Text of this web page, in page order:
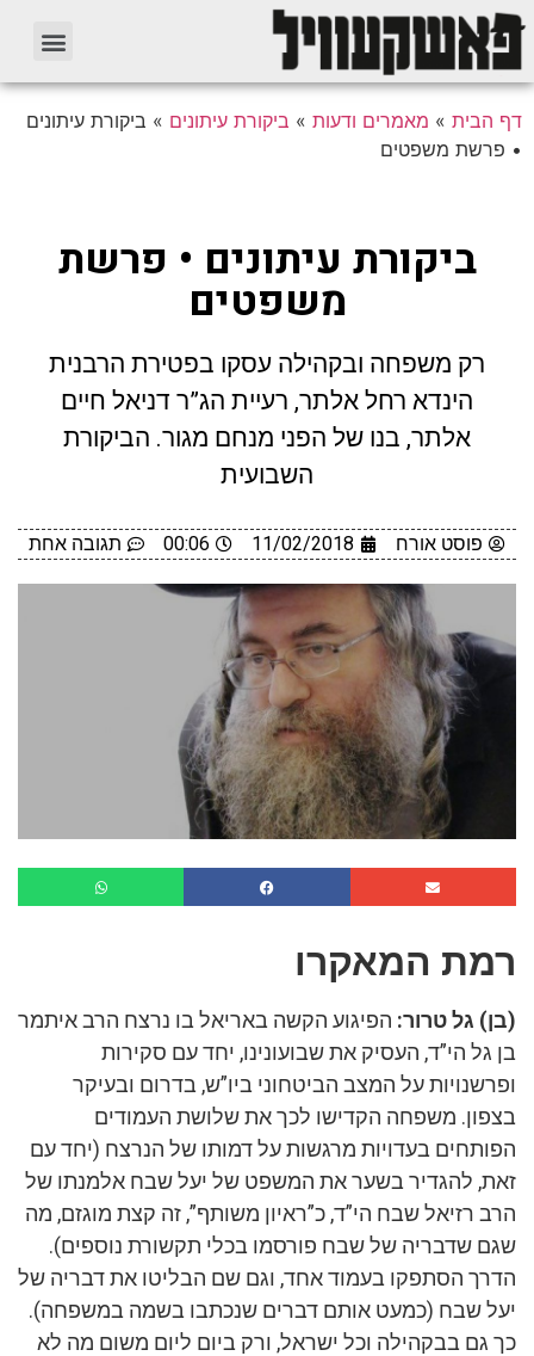
דף הבית » מאמרים ודעות » ביקורת עיתונים » ביקורת עיתונים
• פרשת משפטים
ביקורת עיתונים • פרשת
משפטים
רק משפחה ובקהילה עסקו בפטירת הרבנית
הינדא רחל אלתר, רעיית הג”ר דניאל חיים
אלתר, בנו של הפני מנחם מגור. הביקורת
השבועית
פוסט אורח 11/02/2018
00:06 תגובה אחת
רמת המאקרו
(בן) גל טרור: הפיגוע הקשה באריאל בו נרצח הרב איתמר
בן גל הי”ד, העסיק את שבועונינו, יחד עם סקירות
ופרשנויות על המצב הביטחוני ביו”ש, בדרום ובעיקר
בצפון. משפחה הקדישו לכך את שלושת העמודים
הפותחים בעדויות מרגשות על דמותו של הנרצח (יחד עם
זאת, להגדיר בשער את המשפט של יעל שבח אלמנתו של
הרב רזיאל שבח הי”ד, כ”ראיון משותף”, זה קצת מוגזם, מה
שגם שדבריה של שבח פורסמו בכלי תקשורת נוספים).
הדרך הסתפקו בעמוד אחד, וגם שם הבליטו את דבריה של
יעל שבח (כמעט אותם דברים שנכתבו בשמה במשפחה).
כך גם בבקהילה וכל ישראל, ורק ביום ליום משום מה לא